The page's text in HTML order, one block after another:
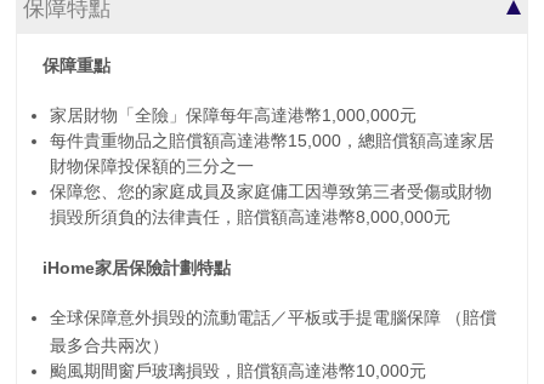
保障特點
保障重點
家居財物「全險」保障每年高達港幣1,000,000元
每件貴重物品之賠償額高達港幣15,000，總賠償額高達家居
財物保障投保額的三分之一
保障您、您的家庭成員及家庭傭工因導致第三者受傷或財物
損毀所須負的法律責任，賠償額高達港幣8,000,000元
iHome家居保險計劃特點
全球保障意外損毁的流動電話／平板或手提電腦保障 （賠償
最多合共兩次）
颱風期間窗戶玻璃損毀，賠償額高達港幣10,000元